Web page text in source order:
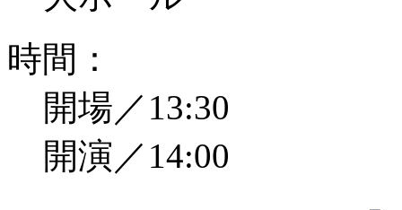
時間：
開場／13:30
開演／14:00